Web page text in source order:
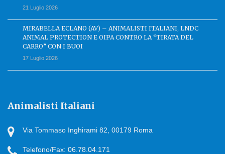
21 Luglio 2026
MIRABELLA ECLANO (AV) – ANIMALISTI ITALIANI, LNDC
ANIMAL PROTECTION E OIPA CONTRO LA “TIRATA DEL
CARRO” CON I BUOI
17 Luglio 2026
Animalisti Italiani
Via Tommaso Inghirami 82, 00179 Roma
Telefono/Fax: 06.78.04.171